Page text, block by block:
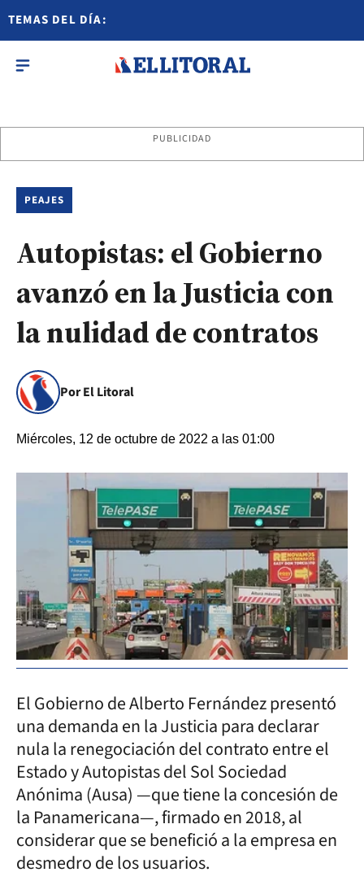
TEMAS DEL DÍA:
PUBLICIDAD
PEAJES
Autopistas: el Gobierno
avanzó en la Justicia con
la nulidad de contratos
Por El Litoral
Miércoles, 12 de octubre de 2022 a las 01:00
El Gobierno de Alberto Fernández presentó
una demanda en la Justicia para declarar
nula la renegociación del contrato entre el
Estado y Autopistas del Sol Sociedad
Anónima (Ausa) —que tiene la concesión de
la Panamericana—, firmado en 2018, al
considerar que se benefició a la empresa en
desmedro de los usuarios.